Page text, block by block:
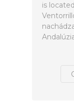
is